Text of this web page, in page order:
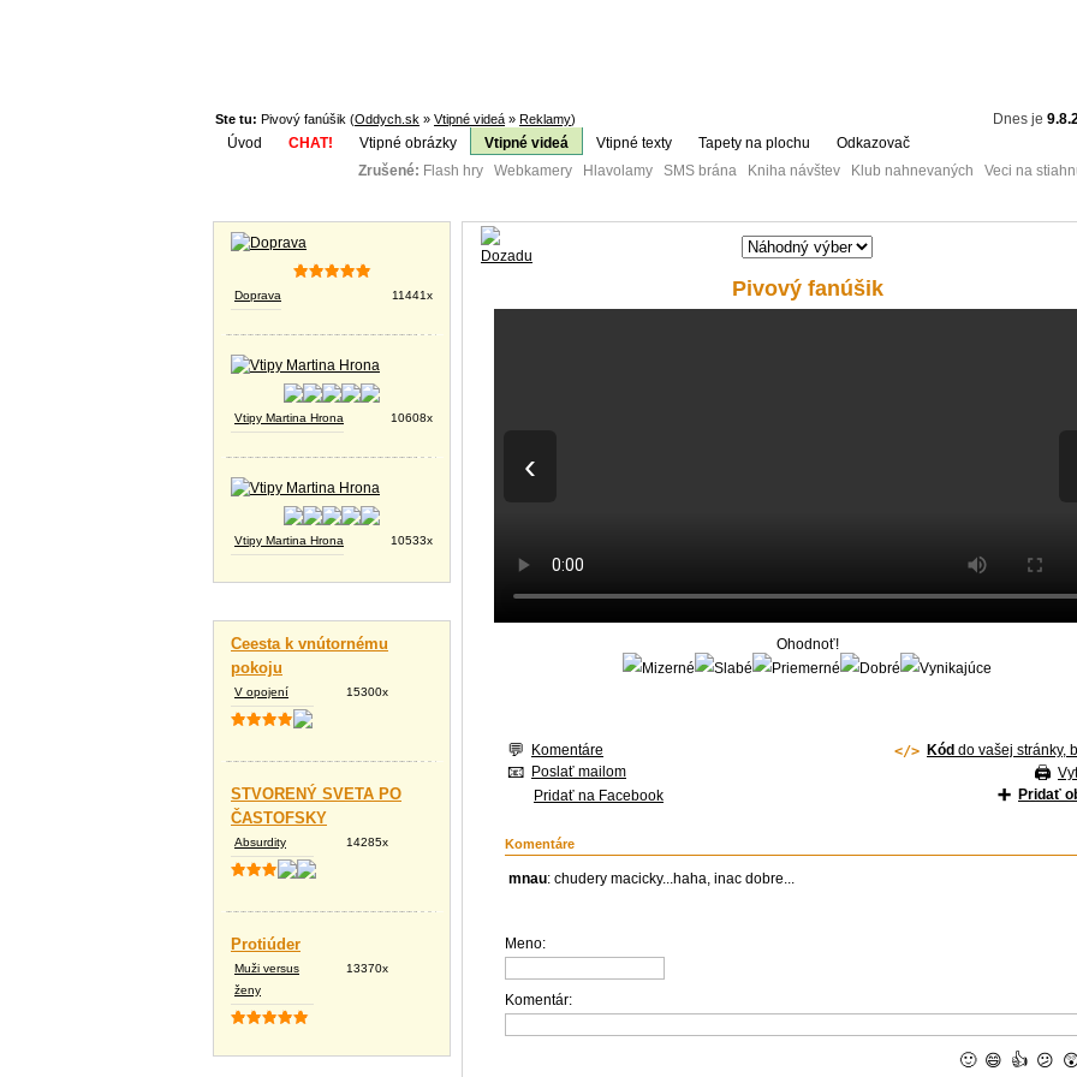
Ste tu: Pivový fanúšik (Oddych.sk » Vtipné videá » Reklamy) Dnes je
Úvod
CHAT! Vtipné obrázky Vtipné videá Vtipné texty Tapety na plochu
Odkazovač
Zrušené: Flash hry Webkamery Hlavolamy SMS brána Kniha návštev Klub nahnevaných Veci na
Doprava 11441x
Vtipy Martina Hrona 10608x
Vtipy Martina Hrona 10533x
Ceesta k vnútornému
pokoju
V opojení 15300x
STVORENÝ SVETA PO
ČASTOFSKY
Absurdity 14285x
Protiúder
Muži versus
ženy
13370x
Pivový fanúšik
‹
Ohodnoť!
Komentáre
Poslať mailom
Pridať na Facebook
Kód do vašej stránky,
Pridať
Komentáre
mnau: chudery macicky...haha, inac dobre...
Meno:
Komentár:
🙂 😄 👍 😕